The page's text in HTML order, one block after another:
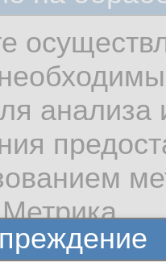
анализа